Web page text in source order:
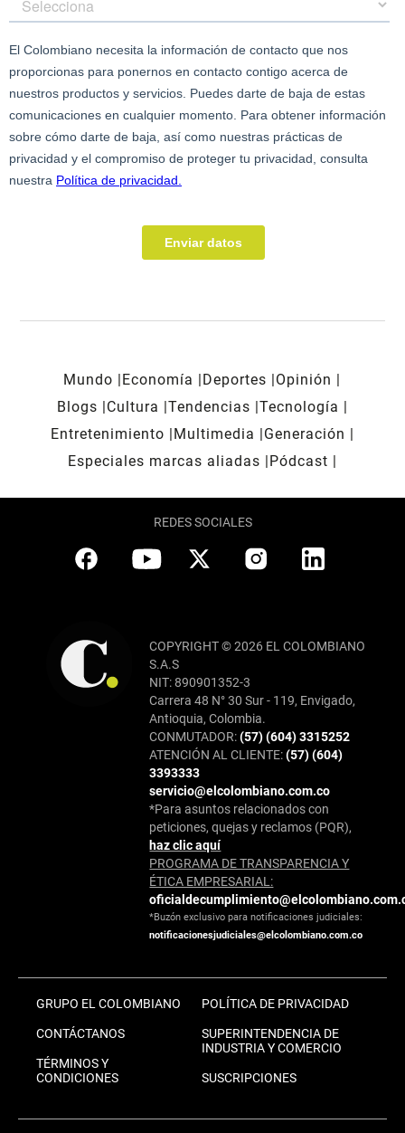
Mundo Economía Deportes
Opinión
Blogs
Cultura Tendencias Tecnología
Entretenimiento
Multimedia
Generación
Especiales marcas aliadas
Pódcast
REDES SOCIALES
COPYRIGHT © 2026 EL COLOMBIANO
S.A.S
NIT: 890901352-3
Carrera 48 N° 30 Sur - 119, Envigado,
Antioquia, Colombia.
CONMUTADOR:(57) (604) 3315252
ATENCIÓN AL CLIENTE:(57) (604)
3393333
servicio@elcolombiano.com.co
*Para asuntos relacionados con
peticiones, quejas y reclamos (PQR),
haz clic aquí
PROGRAMA DE TRANSPARENCIA Y
ÉTICA EMPRESARIAL:
*Buzón exclusivo para notificaciones judiciales:
notificacionesjudiciales@elcolombiano.com.co
GRUPO EL COLOMBIANO
CONTÁCTANOS
TÉRMINOS Y
CONDICIONES
POLÍTICA DE PRIVACIDAD
SUPERINTENDENCIA DE
INDUSTRIA Y COMERCIO
SUSCRIPCIONES